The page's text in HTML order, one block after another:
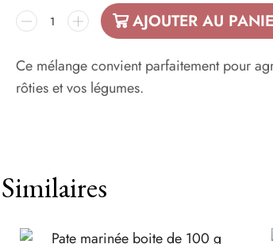
AJOUTER AU
Ce mélange convient parfaitement pour
rôties et vos légumes.